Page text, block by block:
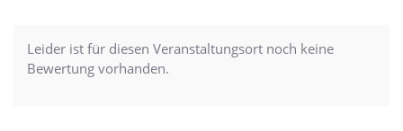
Leider ist für diesen Veranstaltungsort noch keine
Bewertung vorhanden.